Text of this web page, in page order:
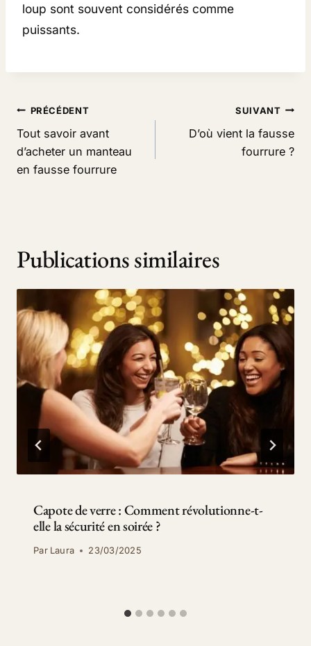
loup sont souvent considérés comme
puissants.
Navigation
de
l’article
PRÉCÉDENT
Tout savoir avant
d’acheter un manteau
en fausse fourrure
SUIVANT
D’où vient la fausse
fourrure ?
Publications similaires
Capote de verre : Comment révolutionne-t-
elle la sécurité en soirée ?
Par Laura 23/03/2025